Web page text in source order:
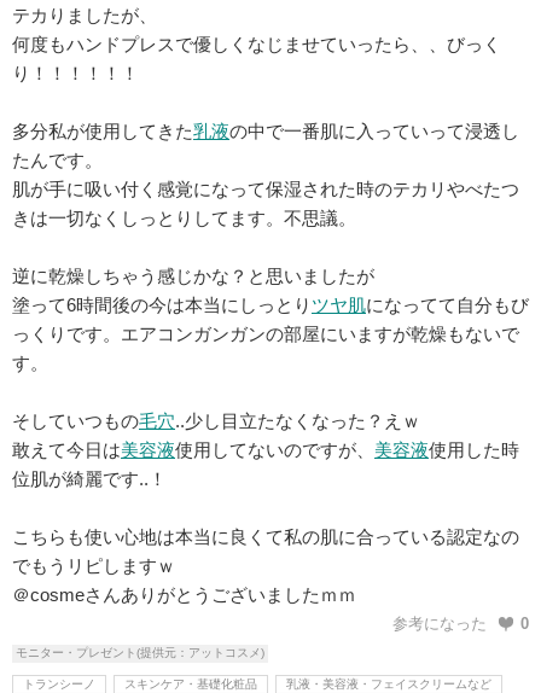
テカりましたが、
何度もハンドプレスで優しくなじませていったら、、びっく
り！！！！！！
多分私が使用してきた乳液の中で一番肌に入っていって浸透し
たんです。
肌が手に吸い付く感覚になって保湿された時のテカリやべたつ
きは一切なくしっとりしてます。不思議。
逆に乾燥しちゃう感じかな？と思いましたが
塗って6時間後の今は本当にしっとり ツヤ肌になってて自分もび
っくりです。エアコンガンガンの部屋にいますが乾燥もないで
す。
そしていつもの毛穴..少し目立たなくなった？えｗ
敢えて今日は美容液使用してないのですが、 美容液使用した時
位肌が綺麗です..！
こちらも使い心地は本当に良くて私の肌に合っている認定なの
でもうリピしますｗ
＠cosmeさんありがとうございましたｍｍ
参考になった 0
モニター・プレゼント(提供元：アットコスメ)
トランシーノ スキンケア・基礎化粧品 乳液・美容液・フェイスクリームなど